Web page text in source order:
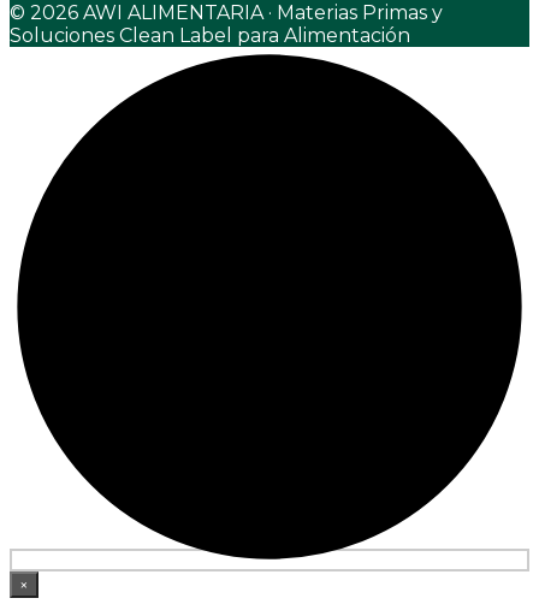
© 2026 AWI ALIMENTARIA · Materias Primas y
Soluciones Clean Label para Alimentación
×